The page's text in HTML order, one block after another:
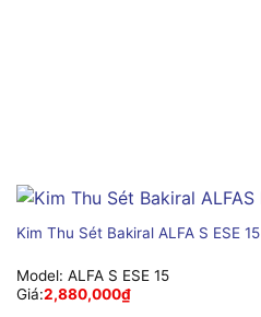
Kim Thu Sét Bakiral ALFA S ESE 15
Model: ALFA S ESE 15
Giá:2,880,000₫